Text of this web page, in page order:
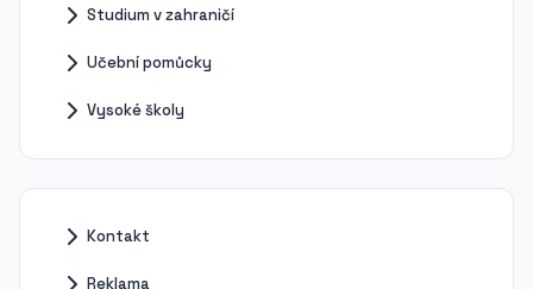
Studium v zahraničí
Učební pomůcky
Vysoké školy
Kontakt
Reklama